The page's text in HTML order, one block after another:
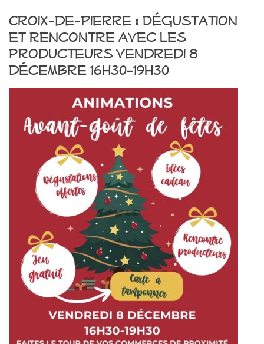
Croix-de-Pierre : Dégustation
et rencontre avec les
producteurs vendredi 8
décembre 16h30-19h30